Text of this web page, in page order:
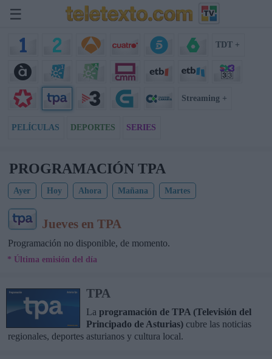
☰
TDT +
Streaming +
PELÍCULAS DEPORTES SERIES
PROGRAMACIÓN TPA
Ayer Hoy Ahora Mañana Martes
Jueves en TPA
Programación no disponible, de momento.
* Última emisión del día
TPA
La programación de TPA (Televisión del
Principado de Asturias) cubre las noticias
regionales, deportes asturianos y cultura local.